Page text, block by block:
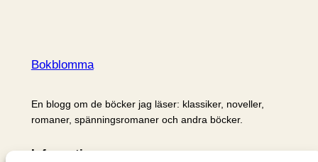
Bokblomma
En blogg om de böcker jag läser: klassiker, noveller,
romaner, spänningsromaner och andra böcker.
Information